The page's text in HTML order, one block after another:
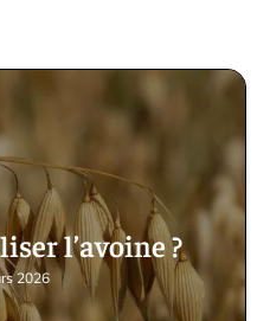
l’avoine ?
2026